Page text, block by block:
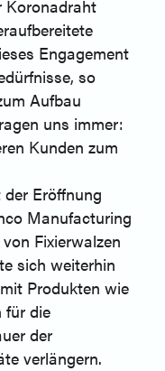
Koronadraht
Engagement
so
Aufbau
uns immer:
Kunden zum
Eröffnung
Manufacturing
Fixierwalzen
sich weiterhin
Produkten wie
für die
der
verlängern.